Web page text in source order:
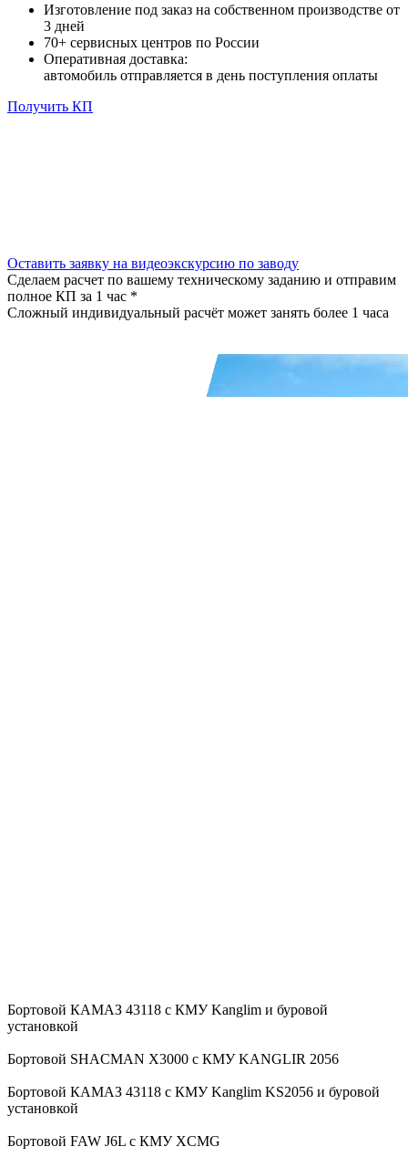
Изготовление под заказ на собственном производстве от
3 дней
70+ сервисных центров по России
Оперативная доставка:
автомобиль отправляется в день поступления оплаты
Получить КП
Оставить заявку на видеоэкскурсию по заводу
Сделаем расчет по вашему техническому заданию и отправим
полное КП за 1 час *
Сложный индивидуальный расчёт может занять более 1 часа
Бортовой КАМАЗ 43118 с КМУ Kanglim и буровой
установкой
Бортовой SHACMAN X3000 с КМУ KANGLIR 2056
Бортовой КАМАЗ 43118 с КМУ Kanglim KS2056 и буровой
установкой
Бортовой FAW J6L с КМУ XCMG